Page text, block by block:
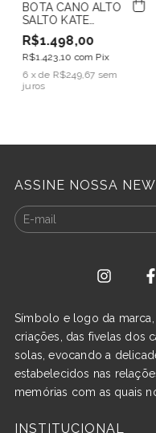
BOTA CANO ALTO
SALTO KATE
PRETA EM
CAMURÇA
R$1.498,00
R$1.423,10com Pix
6 x de R$249,67 sem
juros
ASSINE NOSSA
Símbolo e logo da
criações, das fivelas dos
solas, evocando a
estabelecidos nas
memórias com as quais
INSTITUCIONAL